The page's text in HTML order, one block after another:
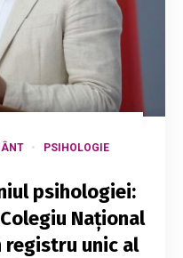
PSIHOLOGIE
psihologiei:
Național
registru unic al